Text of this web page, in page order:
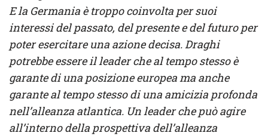
E la Germania è troppo coinvolta per suoi
interessi del passato, del presente e del futuro per
poter esercitare una azione decisa. Draghi
potrebbe essere il leader che al tempo stesso è
garante di una posizione europea ma anche
garante al tempo stesso di una amicizia profonda
nell’alleanza atlantica. Un leader che può agire
all’interno della prospettiva dell’alleanza